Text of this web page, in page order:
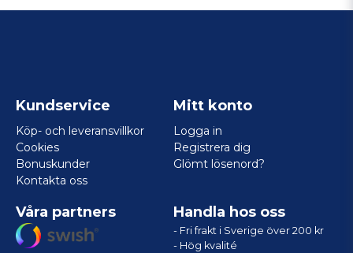
Kundservice
Köp- och leveransvillkor
Cookies
Bonuskunder
Kontakta oss
Mitt konto
Logga in
Registrera dig
Glömt lösenord?
Våra partners Handla hos oss
- Fri frakt i Sverige över 200 kr
- Hög kvalité